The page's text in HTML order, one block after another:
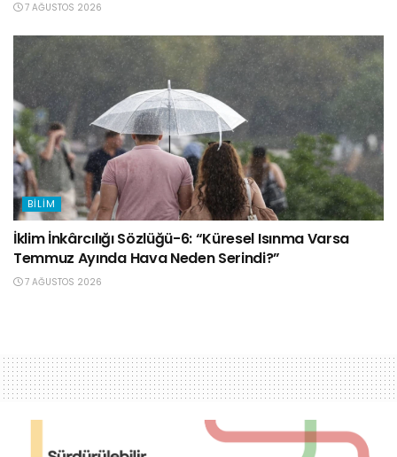
7 AĞUSTOS 2026
BILIM
İklim İnkârcılığı Sözlüğü-6: “Küresel Isınma Varsa
Temmuz Ayında Hava Neden Serindi?”
7 AĞUSTOS 2026